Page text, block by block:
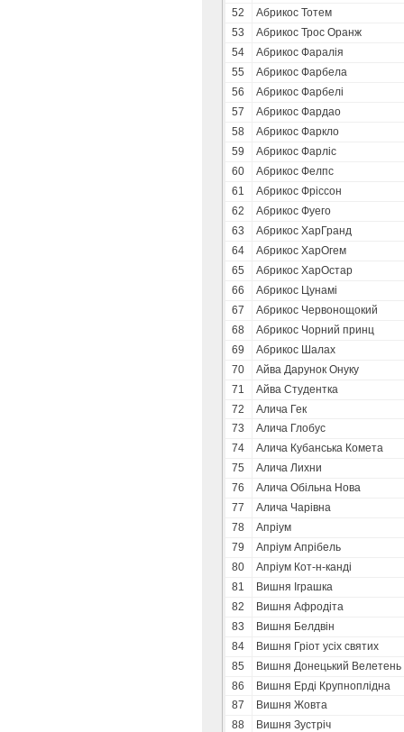
52
Абрикос Тотем
53
Абрикос Трос Оранж
54
Абрикос Фаралія
55
Абрикос Фарбела
56
Абрикос Фарбелі
57
Абрикос Фардао
58
Абрикос Фаркло
59
Абрикос Фарліс
60
Абрикос Фелпс
61
Абрикос Фріссон
62
Абрикос Фуего
63
Абрикос ХарГранд
64
Абрикос ХарОгем
65
Абрикос ХарОстар
66
Абрикос Цунамі
67
Абрикос Червонощокий
68
Абрикос Чорний принц
69
Абрикос Шалах
70
Айва Дарунок Онуку
71
Айва Студентка
72
Алича Гек
73
Алича Глобус
74
Алича Кубанська Комета
75
Алича Лихни
76
Алича Обільна Нова
77
Алича Чарівна
78
Апріум
79
Апріум Апрібель
80
Апріум Кот-н-канді
81
Вишня Іграшка
82
Вишня Афродіта
83
Вишня Белдвін
84
Вишня Гріот усіх святих
85
Вишня Донецький Велетень
86
Вишня Ерді Крупноплідна
87
Вишня Жовта
88
Вишня Зустріч